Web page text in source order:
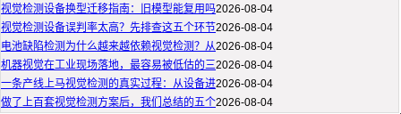
视觉检测设备换型迁移指南：旧模型能复用吗2026-08-04
视觉检测设备误判率太高？先排查这五个环节2026-08-04
电池缺陷检测为什么越来越依赖视觉检测？从2026-08-04
机器视觉在工业现场落地，最容易被低估的三2026-08-04
一条产线上马视觉检测的真实过程：从设备进2026-08-04
做了上百套视觉检测方案后，我们总结的五个2026-08-04